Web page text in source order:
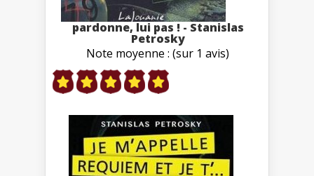
pardonne, lui pas ! - Stanislas
Petrosky
Note moyenne : (sur 1 avis)